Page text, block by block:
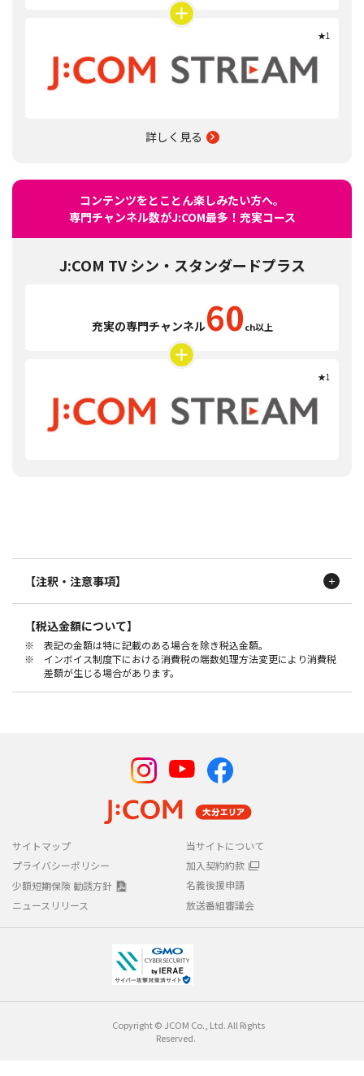
★1
詳しく見る
コンテンツをとことん楽しみたい方へ。
専門チャンネル数がJ:COM最多！ 充実コース
J:COM TVシン・スタンダードプラス
充実の専門チャンネル60ch以上
★1
【注釈・注意事項】
★1 別途有料作品あり。
※1 チャンネル数はご提供する専用チューナー経由でご覧いただけ
る、地上デジタル放送とBSデジタル放送を含みます。
※2 BSデジタル放送は、NHK・BS11 イレブン・BS12 トゥエルビ・民
放BSがご覧いただけます。一部チャンネルはオプションチャンネ
ル（有料）となります。
※4 ほかにもケーブルデジタル（CS）放送6チャンネル（TBS NEWS、
エリー☆GSTV、NHKワールド JAPAN）がご覧いただけます。
※ 宇佐市エリアは一部TVサービス未提供。
※ S/AーGのパックから、いずれか一つのみ選択可。TV単体のご契約
※ AーGのパックご加入中の方が「【S】動画配信(J:COM STREAM)」
にパック変更をすると、月額利用料金に追加で220円(税込)が必要
※ ご加入のパックで視聴できる専門チャンネルに加え他に8チャンネ
ル(ショップチャンネル、ショップチャンネル プラス、QVC、ジュ
CNBC)が視聴可能。
【J:COM TV セレクト【S】動画配信(J:COM STREAM)】
※ 本コースにご加入の場合、「J:COM STREAM」の見放題の契約条件
※ Netflixは、Netflix, Inc.の登録商標です。
※ 記載されている会社名・商品名は各社の商標または登録商標です。
【税込金額について】
※ 表記の金額は特に記載のある場合を除き税込金額。
※ インボイス制度下における消費税の端数処理方法変更により消費税
差額が生じる場合があります。
サイトマップ
当サイトについて
プライバシーポリシー
加入契約約款
少額短期保険 勧誘方針
名義後援申請
ニュースリリース
放送番組審議会
Copyright © JCOM Co., Ltd. All Rights
Reserved.